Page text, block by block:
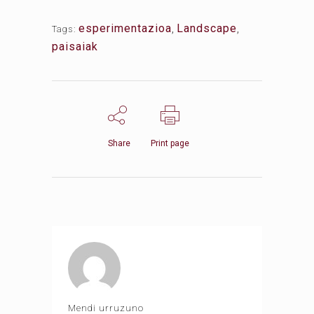
Tags: esperimentazioa Landscape
paisaiak
Share Print page
Mendi urruzuno